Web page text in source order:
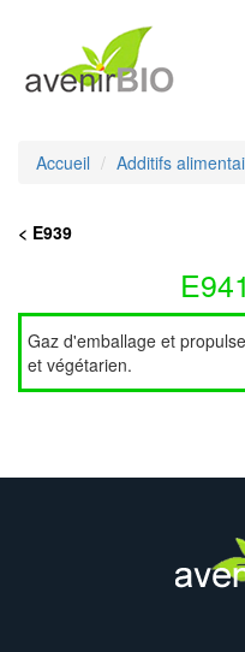
Accueil Additifs
< E939
Gaz d'emballage et
et végétarien.